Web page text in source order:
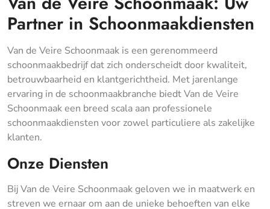
Partner in Schoonmaakdiensten
Van de Veire Schoonmaak is een gerenommeerd
schoonmaakbedrijf dat zich onderscheidt door kwaliteit,
betrouwbaarheid en klantgerichtheid. Met jarenlange
ervaring in de schoonmaakbranche biedt Van de Veire
Schoonmaak een breed scala aan professionele
schoonmaakdiensten voor zowel particuliere als zakelijke
klanten.
Onze Diensten
Bij Van de Veire Schoonmaak geloven we in maatwerk en
streven we ernaar om aan de unieke behoeften van elke